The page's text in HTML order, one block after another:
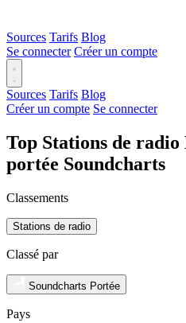
Sources Tarifs Blog
Se connecter Créer un compte
Sources Tarifs Blog
Créer un compte Se connecter
Top Stations de
portée Soundcharts
Classements
Stations de radio
Classé par
Soundcharts Portée
Pays